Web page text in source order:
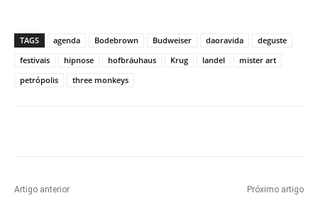
TAGS agenda Bodebrown Budweiser daoravida
deguste
festivais
hipnose hofbräuhaus Krug landel
mister art
petrópolis
three monkeys
Artigo anterior Próximo artigo